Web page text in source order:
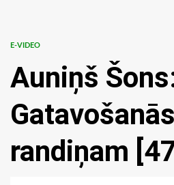
E-VIDEO
Auniņš
Gatavošanās
randiņam